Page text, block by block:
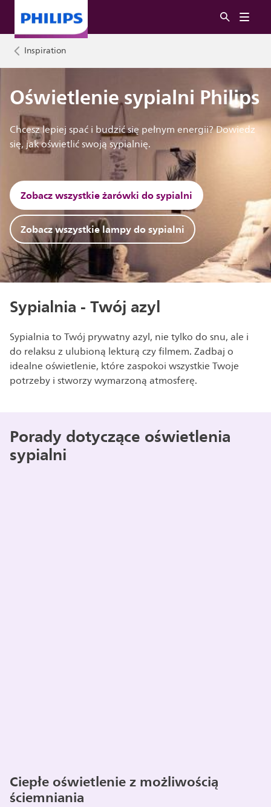
Inspiration
Oświetlenie sypialni Philips
Chcesz lepiej spać i budzić się pełnym energii? Dowiedz
się, jak oświetlić swoją sypialnię.
Zobacz wszystkie żarówki do sypialni
Zobacz wszystkie lampy do sypialni
Sypialnia - Twój azyl
Sypialnia to Twój prywatny azyl, nie tylko do snu, ale i
do relaksu z ulubioną lekturą czy filmem. Zadbaj o
idealne oświetlenie, które zaspokoi wszystkie Twoje
potrzeby i stworzy wymarzoną atmosferę.
Porady dotyczące oświetlenia
sypialni
Ciepłe oświetlenie z możliwością
ściemniania